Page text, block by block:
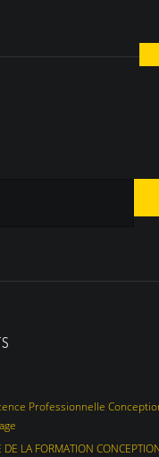
Professionnelle
DE LA FORMATION